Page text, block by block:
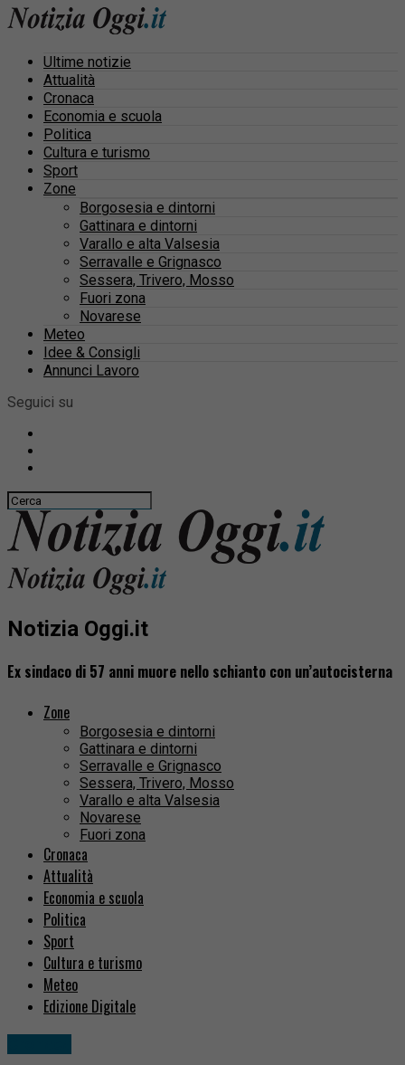
Ultime notizie
Attualità
Cronaca
Economia e scuola
Politica
Cultura e turismo
Sport
Zone
Borgosesia e dintorni
Gattinara e dintorni
Varallo e alta Valsesia
Serravalle e Grignasco
Sessera, Trivero, Mosso
Fuori zona
Novarese
Meteo
Idee & Consigli
Annunci Lavoro
Seguici su
Notizia Oggi.it
Ex sindaco di 57 anni muore nello schianto con un’autocisterna
Zone
Borgosesia e dintorni
Gattinara e dintorni
Serravalle e Grignasco
Sessera, Trivero, Mosso
Varallo e alta Valsesia
Novarese
Fuori zona
Cronaca
Attualità
Economia e scuola
Politica
Sport
Cultura e turismo
Meteo
Edizione Digitale